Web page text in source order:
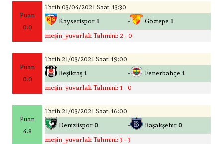
Puan
0.0
Tarih:03/04/2021 Saat: 13:30
Kayserispor 1 - Göztepe 1
meşin_yuvarlak Tahmini: 2 - 0
Puan
0.0
Tarih:21/03/2021 Saat: 19:00
Beşiktaş 1 - Fenerbahçe 1
meşin_yuvarlak Tahmini: 1 - 0
Puan
4.8
Tarih:21/03/2021 Saat: 16:00
Denizlispor 0 - Başakşehir 0
meşin_yuvarlak Tahmini: 3 - 3